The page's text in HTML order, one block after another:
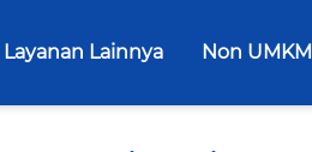
Layanan Lainnya Non UMKM